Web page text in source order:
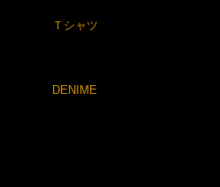
Ｔシャツ
DENIME